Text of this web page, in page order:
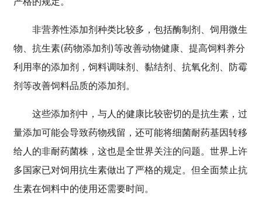
非营养性添加剂种类比较多，包括酶制剂、饲用微生
物、抗生素(药物添加剂)等改善动物健康、提高饲料养分
利用率的添加剂，饲料调味剂、黏结剂、抗氧化剂、防霉
剂等改善饲料品质的添加剂。
这些添加剂中，与人的健康比较密切的是抗生素，过
量添加可能会导致药物残留，还可能将细菌耐药基因转移
给人的非耐药菌株，这也是全世界关注的问题。世界上许
多国家已对饲用抗生素做出了严格的规定。但全面禁止抗
生素在饲料中的使用还需要时间。